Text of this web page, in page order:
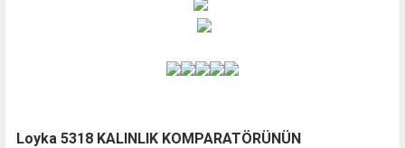
Loyka 5318 KALINLIK KOMPARATÖRÜNÜN